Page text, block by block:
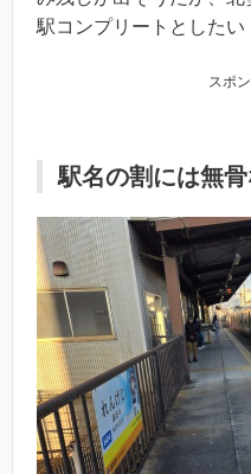
駅コンプリートとしたい
スポ
駅名の割には無